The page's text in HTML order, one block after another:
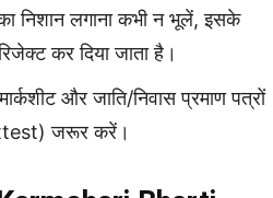
निशान लगाना कभी न भूलें, इसके
कर दिया जाता है।
और जाति/निवास प्रमाण पत्रों
जरूर करें।